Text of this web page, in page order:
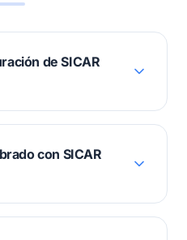
de SICAR
con SICAR